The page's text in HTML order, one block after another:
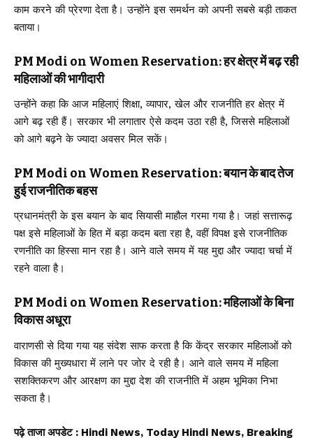
काम करने की प्रेरणा देता है। उन्होंने इस समर्थन को अपनी सबसे बड़ी ताकत
बताया।
PM Modi on Women Reservation: हर क्षेत्र में बढ़ रही
महिलाओं की भागीदारी
उन्होंने कहा कि आज महिलाएं शिक्षा, व्यापार, खेल और राजनीति हर क्षेत्र में
आगे बढ़ रही हैं। सरकार भी लगातार ऐसे कदम उठा रही है, जिससे महिलाओं
को आगे बढ़ने के ज्यादा अवसर मिल सकें।
PM Modi on Women Reservation: बयान के बाद तेज
हुई राजनीतिक बहस
प्रधानमंत्री के इस बयान के बाद सियासी माहौल गरमा गया है। जहां सत्तारूढ़
पक्ष इसे महिलाओं के हित में बड़ा कदम बता रहा है, वहीं विपक्ष इसे राजनीतिक
रणनीति का हिस्सा मान रहा है। आने वाले समय में यह मुद्दा और ज्यादा चर्चा में
रहने वाला है।
PM Modi on Women Reservation: महिलाओं के बिना
विकास अधूरा
वाराणसी से दिया गया यह संदेश साफ करता है कि केंद्र सरकार महिलाओं को
विकास की मुख्यधारा में लाने पर जोर दे रही है। आने वाले समय में महिला
सशक्तिकरण और आरक्षण का मुद्दा देश की राजनीति में अहम भूमिका निभा
सकता है।
पढ़े ताजा अपडेट : Hindi News, Today Hindi News, Breaking